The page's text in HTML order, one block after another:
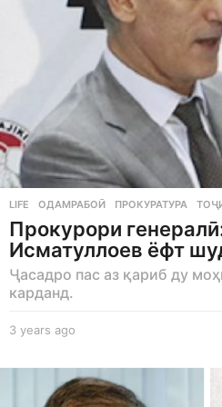
LIFE ОДАМРАБОӢ ,ПРОКУРАТУРА ,
Прокурори
Исматуллоев ёфт
Ҷасадро пас аз қариб ду
карданд.
3 years ago
a
r